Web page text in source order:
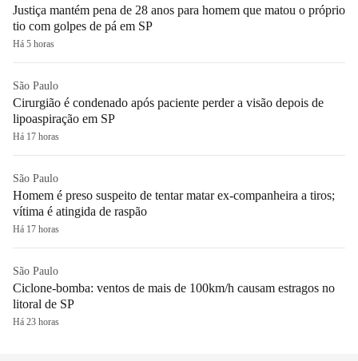
Justiça mantém pena de 28 anos para homem que matou o próprio
tio com golpes de pá em SP
Há 5 horas
São Paulo
Cirurgião é condenado após paciente perder a visão depois de
lipoaspiração em SP
Há 17 horas
São Paulo
Homem é preso suspeito de tentar matar ex-companheira a tiros;
vítima é atingida de raspão
Há 17 horas
São Paulo
Ciclone-bomba: ventos de mais de 100km/h causam estragos no
litoral de SP
Há 23 horas